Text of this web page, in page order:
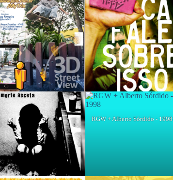
RGW + Alberto Sórdido - 1998